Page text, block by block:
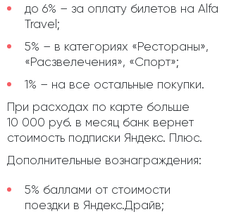
до 6% – за оплату билетов на Alfa
Travel;
5% – в категориях «Рестораны»,
«Расзвелечения», «Спорт»;
1% – на все остальные покупки.
При расходах по карте больше
10 000 руб. в месяц банк вернет
стоимость подписки Яндекс. Плюс.
Дополнительные вознаграждения:
5% баллами от стоимости
поездки в Яндекс.Драйв;